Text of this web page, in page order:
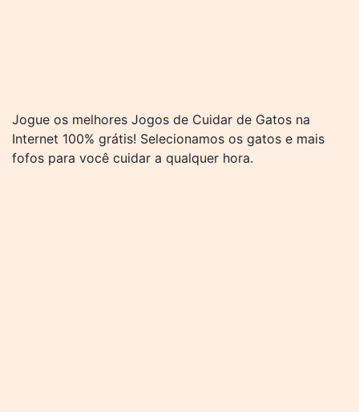
Jogue os melhores Jogos de Cuidar de Gatos na
Internet 100% grátis! Selecionamos os gatos e mais
fofos para você cuidar a qualquer hora.